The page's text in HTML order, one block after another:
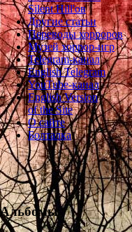
Silent Hill'ов
Другие статьи
Переводы хорроров
Музей хоррор-игр
Telegram-канал
English Telegram
YouTube-канал
English Version
of the Site
О сайте
Болталка
Альбомы